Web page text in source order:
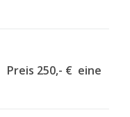
250,- € eine